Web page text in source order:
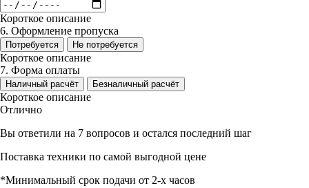
Короткое описание
6. Оформление пропуска
Потребуется Не потребуется
Короткое описание
7. Форма оплаты
Наличный расчёт Безналичный расчёт
Короткое описание
Отлично
Вы ответили на 7 вопросов и остался последний шаг
Поставка техники по самой выгодной цене
*Минимальный срок подачи от 2-х часов